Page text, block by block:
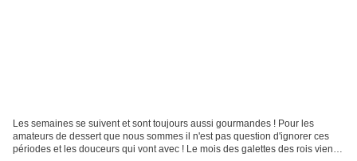
Les semaines se suivent et sont toujours aussi gourmandes ! Pour les
amateurs de dessert que nous sommes il n'est pas question d'ignorer ces
périodes et les douceurs qui vont avec ! Le mois des galettes des rois vient